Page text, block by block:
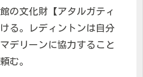
の文化財【アタルガティ
る。レディントンは自分
デリーンに協力すること
む。